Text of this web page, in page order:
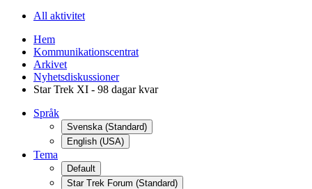
All aktivitet
Hem
Kommunikationscentrat
Arkivet
Nyhetsdiskussioner
Star Trek XI - 98 dagar kvar
Språk
Svenska (Standard)
English (USA)
Tema
Default
Star Trek Forum (Standard)